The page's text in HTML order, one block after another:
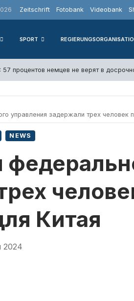
Zeitschrift Fotobank Videobank
SPORT
57 процентов немцев не верят в
управления задержали трех
NEWS
Китая
2024